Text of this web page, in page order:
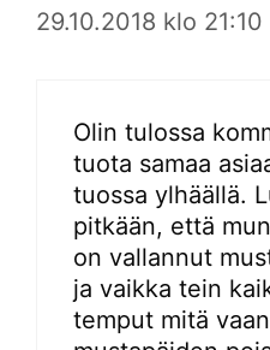
29.10.2018 klo 21:10
Olin tulossa
tuota samaa
tuossa ylhäällä.
pitkään, että
on vallannut
ja vaikka tein
temput mitä